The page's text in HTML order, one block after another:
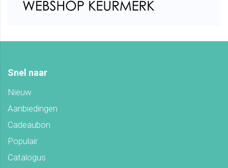
Snel naar
Nieuw
Aanbiedingen
Cadeaubon
Populair
Catalogus